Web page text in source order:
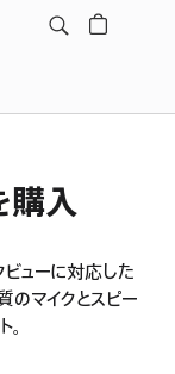
入
ューに対応した
のマイクとスピー